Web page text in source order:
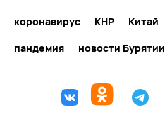
коронавирус КНР Китай
пандемия
новости Бурятии